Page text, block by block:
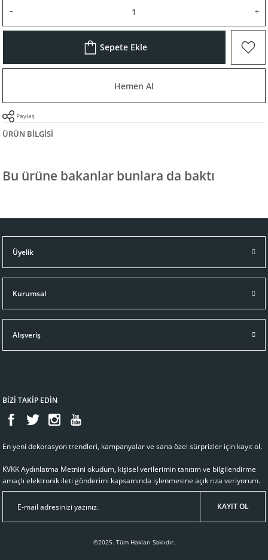
Sepete Ekle
Hemen Al
Paylaş
ÜRÜN BILGISI
Bu ürüne bakanlar bunlara da baktı
BROCKTON SİYAH ÇERÇEVE
17.530,93 TL
Üyelik
Kurumsal
Alışveriş
BİZİ TAKİP EDİN
En yeni dekorasyon trendleri, kampanyalar ve sana özel sürprizler için kayıt ol.
KVKK Aydınlatma Metnini okudum, kişisel verilerimin tanıtım ve bilgilendirme
amaçlı elektronik ileti gönderimi kapsamında işlenmesine açık rıza veriyorum.
KAYIT OL
©2025. Tüm Hakları Saklıdır.